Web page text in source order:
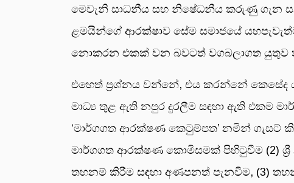
මෙවැනි සාධනීය සහ නිෂේධනීය කරුණු ගැන
ළමයින්ගේ ආරක්ෂාව සේම සමාජයේ
නොකරන එකක් වන බවටත් වගබලාගත යුතුව
එහෙත් ප්‍රශ්නය වන්නේ, එය කරන්නේ
මාධ්‍ය තුළ ඇති නපුර දුරලීම සඳහා ඇති එකම
‘මාර්ගගත ආරක්ෂණ කෙටුම්පත’ නමින් ගැසට්
මාර්ගගත ආරක්ෂණ කොමිසමක් පිහිටුවීම (2) ශ්‍රී
තහනම් කිරීම සඳහා අණපනත් පැනවීම, (3)